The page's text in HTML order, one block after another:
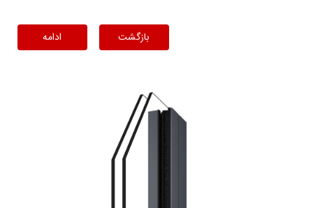
ادامه بازگشت